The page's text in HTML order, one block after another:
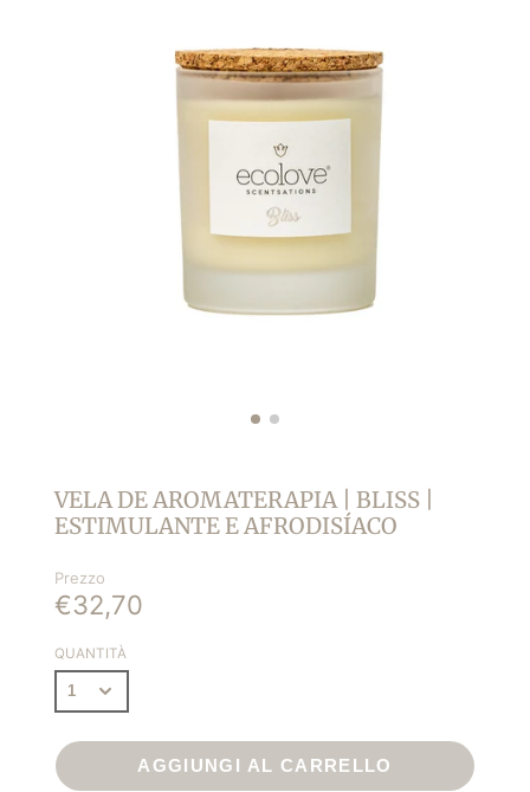
VELA DE AROMATERAPIA | BLISS |
ESTIMULANTE E AFRODISÍACO
Prezzo
€32,70
QUANTITÀ
AGGIUNGI AL CARRELLO